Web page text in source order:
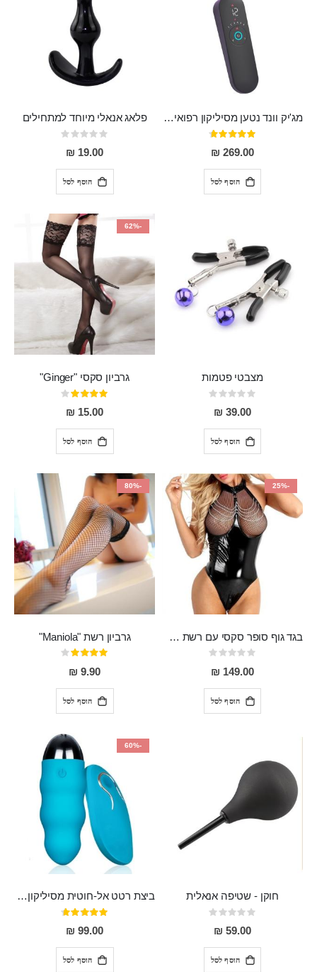
מג'יק וונד נטען מסיליקון רפואי חזק בעל 12 מצבי רטט ו6 מהירויות שונות ROMI
דירוג:
93%
269.00 ₪
הוסף לסל
פלאג אנאלי מיוחד למתחילים
Rating:
0%
19.00 ₪
הוסף לסל
מצבטי פטמות
Rating:
0%
39.00 ₪
הוסף לסל
-62%
גרביון סקסי "Ginger"
דירוג:
80%
15.00 ₪
הוסף לסל
-25%
בגד גוף סופר סקסי עם רשת שקופה בחזה ושרשרות מלמעלה וריצרץ מלמטה Pan במפשעה
Rating:
0%
149.00 ₪
הוסף לסל
-80%
גרביון רשת "Maniola"
דירוג:
80%
9.90 ₪
הוסף לסל
חוקן - שטיפה אנאלית
Rating:
0%
59.00 ₪
הוסף לסל
-60%
ביצת רטט אל-חוטית מסיליקון רפואי בגודל של 8 ס"מ ורוחב 3 ס"מ בעלת 20 מהירויות שונות "ENKI"
דירוג:
93%
99.00 ₪
הוסף לסל